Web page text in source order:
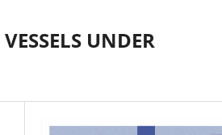
UNDER